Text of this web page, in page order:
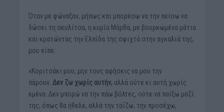
Όταν με φώναξαν, μήπως και μπορέσω να την πείσω να
δώσει τη σκυλίτσα, η κυρία Μάρθα, με βουρκωμένα μάτια
και κρατώντας την Ελπίδα της σφιχτά στην αγκαλιά της,
μου είπε:
«Κοριτσάκι μου, μην τους αφήσεις να μου την
πάρουν. Δεν ζω χωρίς αυτήν,αλλά ούτε κι αυτή χωρίς
εμένα. Δεν μπορώ να την πάω βόλτες, ούτε να παίξω μαζί
της, όπως θα ήθελε, αλλά την ταΐζω, την προσέχω,